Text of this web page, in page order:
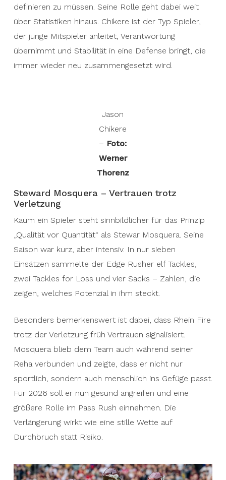
definieren zu müssen. Seine Rolle geht dabei weit
über Statistiken hinaus. Chikere ist der Typ Spieler,
der junge Mitspieler anleitet, Verantwortung
übernimmt und Stabilität in eine Defense bringt, die
immer wieder neu zusammengesetzt wird.
Jason
Chikere
– Foto:
Werner
Thorenz
Steward Mosquera – Vertrauen trotz
Verletzung
Kaum ein Spieler steht sinnbildlicher für das Prinzip
„Qualität vor Quantität“ als Stewar Mosquera. Seine
Saison war kurz, aber intensiv. In nur sieben
Einsätzen sammelte der Edge Rusher elf Tackles,
zwei Tackles for Loss und vier Sacks – Zahlen, die
zeigen, welches Potenzial in ihm steckt.
Besonders bemerkenswert ist dabei, dass Rhein Fire
trotz der Verletzung früh Vertrauen signalisiert.
Mosquera blieb dem Team auch während seiner
Reha verbunden und zeigte, dass er nicht nur
sportlich, sondern auch menschlich ins Gefüge passt.
Für 2026 soll er nun gesund angreifen und eine
größere Rolle im Pass Rush einnehmen. Die
Verlängerung wirkt wie eine stille Wette auf
Durchbruch statt Risiko.